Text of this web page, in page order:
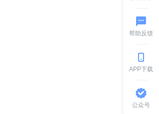
帮助反馈
APP下载
公众号